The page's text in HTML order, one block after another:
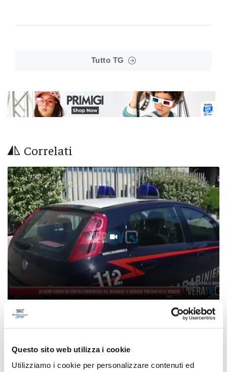
Questo sito web utilizza i cookie
Utilizziamo i cookie per personalizzare contenuti ed
Tutto TG
Correlati
Allarme bomba nei centri commerciali del
06/08/2026